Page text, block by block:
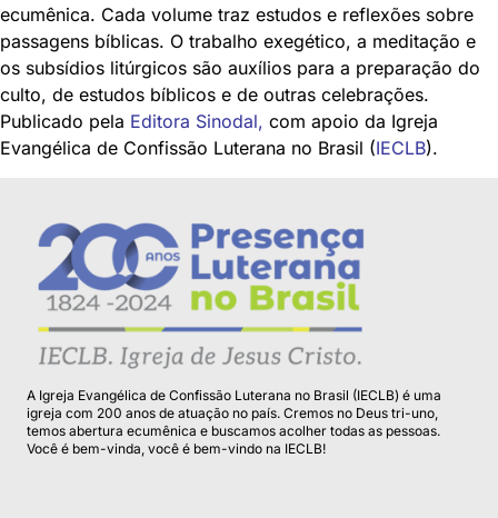
ecumênica. Cada volume traz estudos e reflexões sobre
passagens bíblicas. O trabalho exegético, a meditação e
os subsídios litúrgicos são auxílios para a preparação do
culto, de estudos bíblicos e de outras celebrações.
Publicado pela Editora Sinodal, com apoio da Igreja
Evangélica de Confissão Luterana no Brasil (IECLB).
A Igreja Evangélica de Confissão Luterana no Brasil (IECLB) é uma
igreja com 200 anos de atuação no país. Cremos no Deus tri-uno,
temos abertura ecumênica e buscamos acolher todas as pessoas.
Você é bem-vinda, você é bem-vindo na IECLB!